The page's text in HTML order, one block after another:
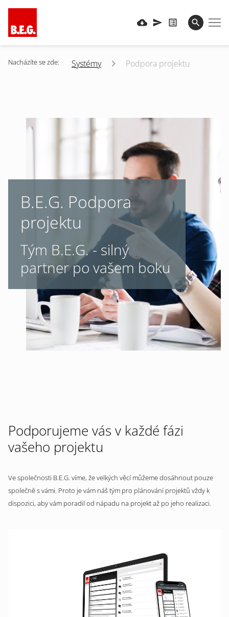
Nacházíte se zde: Systémy Podpora projektu
B.E.G. Podpora
projektu
Tým B.E.G. - silný
partner po vašem boku
Podporujeme vás v každé fázi
vašeho projektu
Ve společnosti B.E.G. víme, že velkých věcí můžeme dosáhnout pouze
společně s vámi. Proto je vám náš tým pro plánování projektů vždy k
dispozici, aby vám poradil od nápadu na projekt až po jeho realizaci.